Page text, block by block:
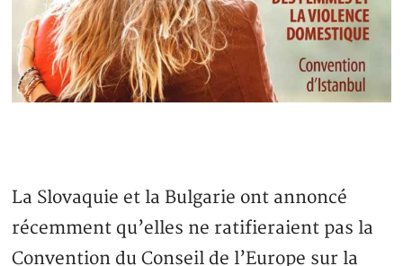
La Slovaquie et la Bulgarie ont annoncé
récemment qu’elles ne ratifieraient pas la
Convention du Conseil de l’Europe sur la